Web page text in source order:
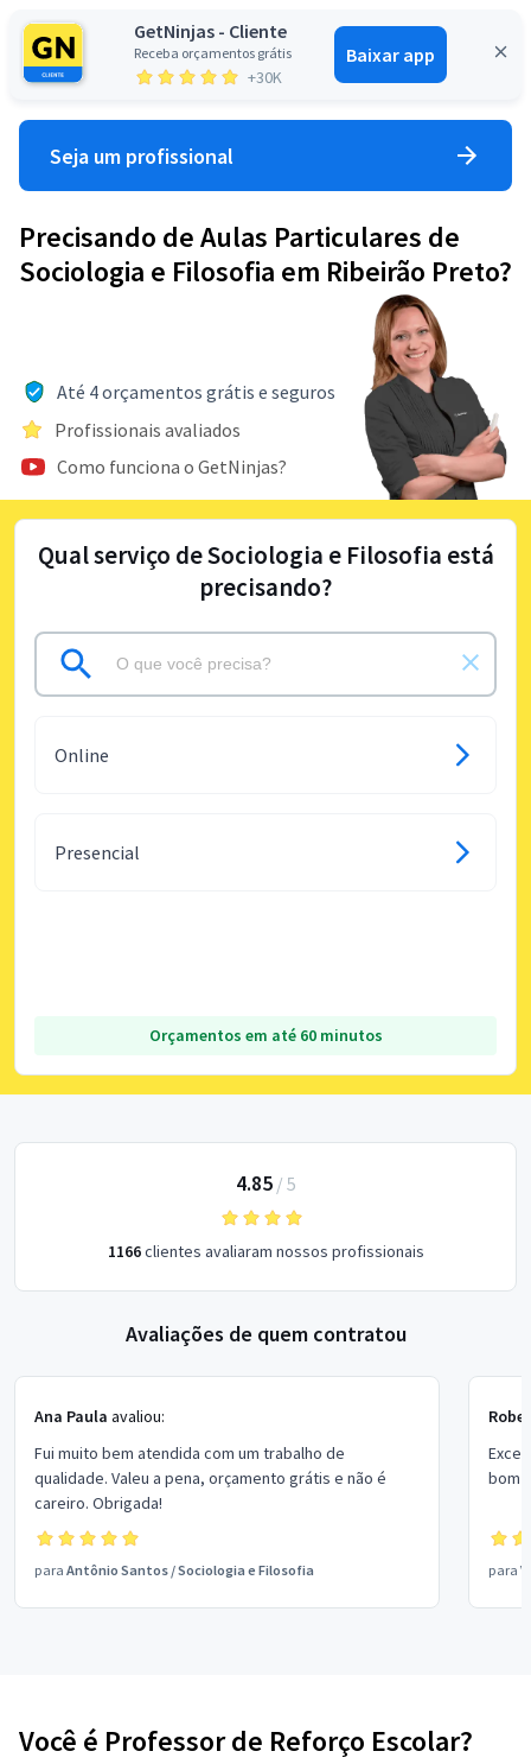
GetNinjas - Cliente
Receba orçamentos grátis
+30K
Baixar app
Entrar
Seja um profissional
Precisando de Aulas Particulares de
Sociologia e Filosofia em Ribeirão Preto?
Até 4 orçamentos grátis e seguros
Profissionais avaliados
Como funciona o GetNinjas?
Qual serviço de Sociologia e Filosofia está
precisando?
Online
Presencial
Orçamentos em até 60 minutos
4.85/ 5
1166clientes avaliaram nossos profissionais
Avaliações de quem contratou
Ana Paula avaliou:
Fui muito bem atendida com um trabalho de
qualidade. Valeu a pena, orçamento grátis e não é
careiro. Obrigada!
para Antônio Santos /Sociologia e Filosofia
bom
para
Você é Professor de Reforço Escolar?